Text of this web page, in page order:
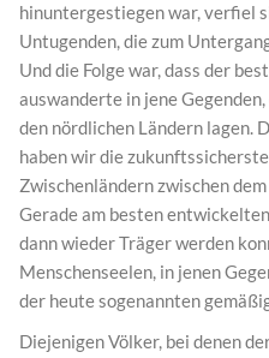
hinuntergestiegen war, verfiel
Untugenden, die zum
Und die Folge war, dass der
auswanderte in jene
den nördlichen Ländern lagen.
haben wir die
Zwischenländern zwischen
Gerade am besten
dann wieder Träger werden
Menschenseelen, in jenen
der heute sogenannten
Diejenigen Völker, bei denen